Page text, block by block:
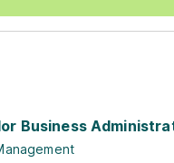
Business